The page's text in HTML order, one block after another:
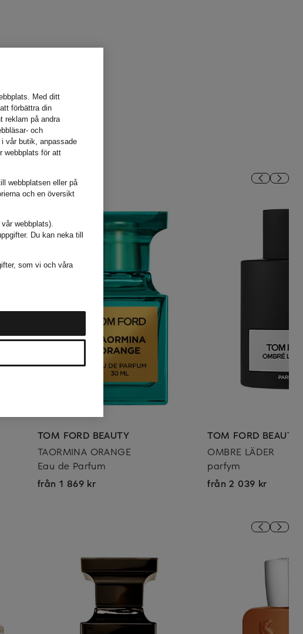
TOM FORD BEAUTY
TAORMINA ORANGE
Eau de Parfum
från 1 869 kr
TOM FORD BEAUTY
OMBRE LÄDER
parfym
från 2 039 kr
Med ditt
förbättra din
reklam på andra
och
vår butik, anpassade
webbplats för att
webbplatsen eller på
och en översikt
webbplats).
Du kan neka till
som vi och våra